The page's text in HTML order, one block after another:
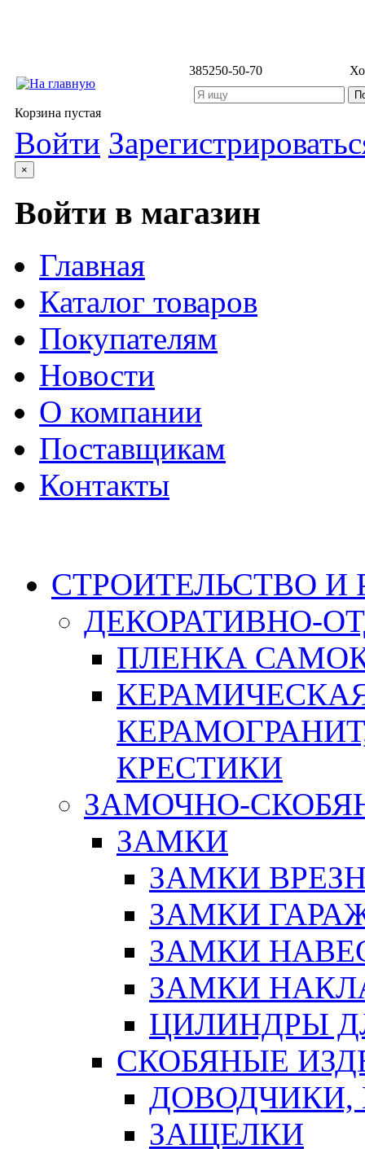
385250-50-70
Корзина пустая
Войти
×
Войти в магазин
Главная
Каталог товаров
Покупателям
Новости
О компании
Поставщикам
Контакты
СТРОИТЕЛЬСТВО И
ДЕКОРАТИВНО-
ПЛЕНКА
КРЕСТИКИ
ЗАМОЧНО-
ЗАМКИ
ЗАМКИ
ЗАМКИ
ЗАМКИ
ЗАМКИ
ЦИЛИНДРЫ
СКОБЯНЫЕ
ЗАЩЕЛКИ